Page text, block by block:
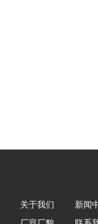
关于我们
新闻